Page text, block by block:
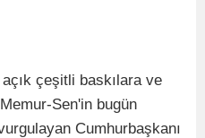
çeşitli baskılara ve
Sen'in bugün
Cumhurbaşkanı